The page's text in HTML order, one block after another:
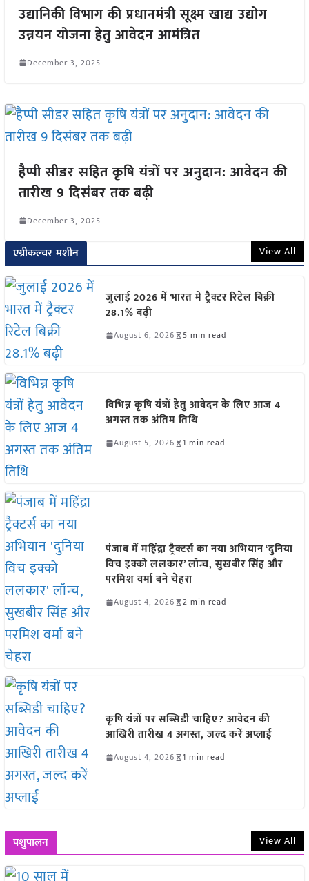
उद्यानिकी विभाग की प्रधानमंत्री सूक्ष्म खाद्य उद्योग
उन्नयन योजना हेतु आवेदन आमंत्रित
December 3, 2025
हैप्पी सीडर सहित कृषि यंत्रों पर अनुदान: आवेदन की
तारीख 9 दिसंबर तक बढ़ी
December 3, 2025
एग्रीकल्चर मशीन View All
जुलाई 2026 में भारत में ट्रैक्टर रिटेल बिक्री
28.1% बढ़ी
August 6, 2026 5 min read
विभिन्न कृषि यंत्रों हेतु आवेदन के लिए आज 4
अगस्त तक अंतिम तिथि
August 5, 2026 1 min read
पंजाब में महिंद्रा ट्रैक्टर्स का नया अभियान ‘दुनिया
विच इक्को ललकार’ लॉन्च, सुखबीर सिंह और
परमिश वर्मा बने चेहरा
August 4, 2026 2 min read
कृषि यंत्रों पर सब्सिडी चाहिए? आवेदन की
आखिरी तारीख 4 अगस्त, जल्द करें अप्लाई
August 4, 2026 1 min read
पशुपालन View All